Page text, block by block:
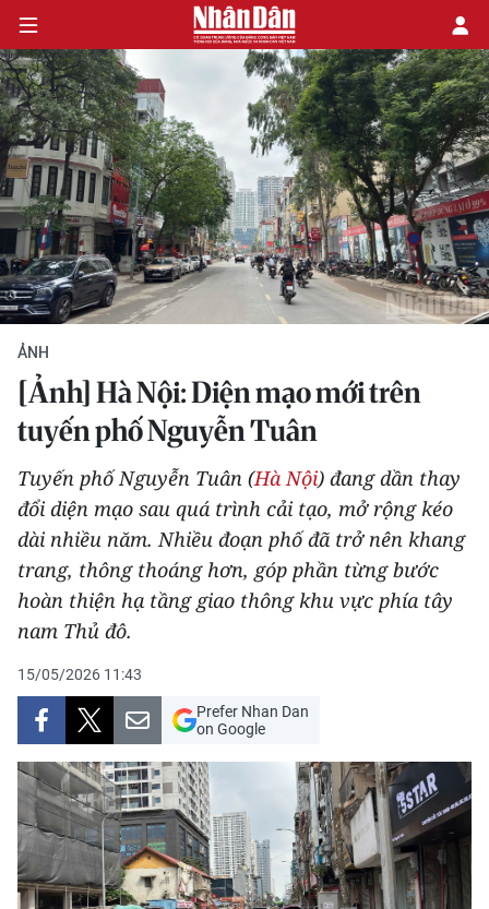
CHÍNH TRỊ
KINH TẾ
VĂN HÓA
XÃ HỘI
PHÁP LUẬT
DU LỊCH
THẾ GIỚI
THỂ THAO
GIÁO DỤC
KHOA HỌC - CÔNG NGHỆ
MÔI TRƯỜNG
BẠN ĐỌC
KIỂM CHỨNG THÔNG TIN
TRI THỨC CHUYÊN SÂU
ẢNH
[Ảnh] Hà Nội: Diện mạo mới trên
tuyến phố Nguyễn Tuân
Tuyến phố Nguyễn Tuân (Hà Nội) đang dần thay
đổi diện mạo sau quá trình cải tạo, mở rộng kéo
dài nhiều năm. Nhiều đoạn phố đã trở nên khang
trang, thông thoáng hơn, góp phần từng bước
hoàn thiện hạ tầng giao thông khu vực phía tây
nam Thủ đô.
15/05/2026 11:43
Prefer Nhan Dan
on Google